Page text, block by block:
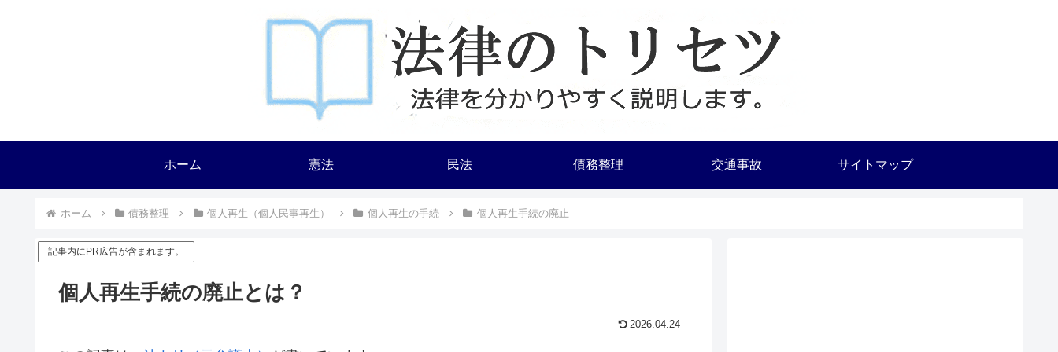
ホーム 憲法 民法 債務整理 交通事故 サイトマップ
ホーム 債務整理 個人再生（個人民事再生） 個人再生の手続 個人再生手続の廃止
記事内にPR広告が含まれます。
個人再生手続の廃止とは？
2026.04.24